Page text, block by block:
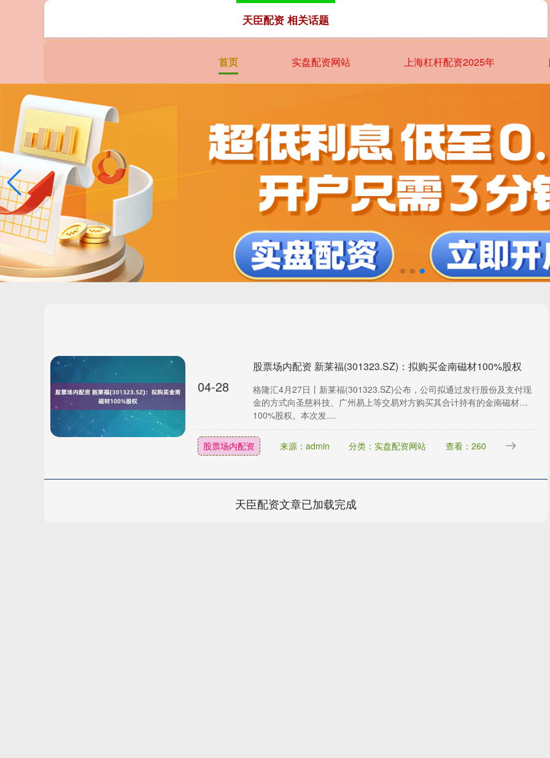
首页 实盘配资网站 上海杠杆配资2025年
天臣配资 相关话题
04-28
股票场内配资 新莱福(301323.SZ)：拟购买金南磁材100%股权
格隆汇4月27日丨新莱福(301323.SZ)公布，公司拟通过发行股份及支付现
金的方式向圣慈科技、广州易上等交易对方购买其合计持有的金南磁材
100%股权。本次发....
股票场内配资 来源：admin 分类：实盘配资网站 查看：260
天臣配资文章已加载完成